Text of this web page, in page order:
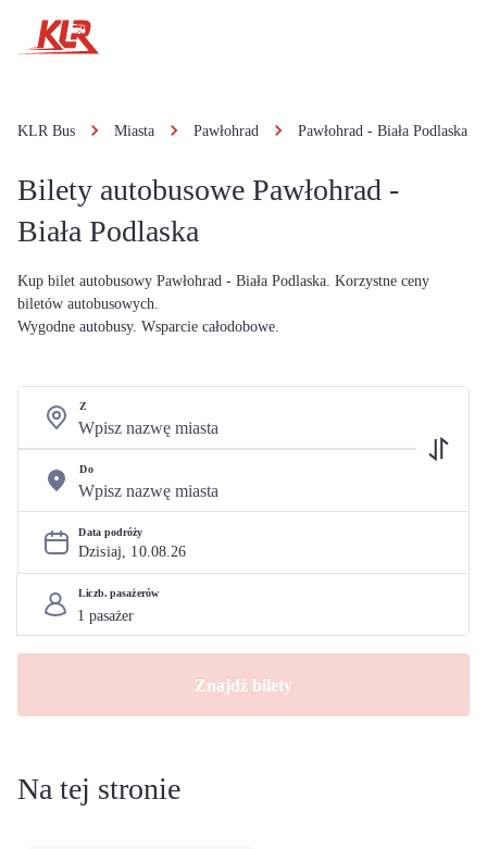
KLR Bus Miasta Pawłohrad Pawłohrad - Biała Podlaska
Bilety autobusowe Pawłohrad -
Biała Podlaska
Kup bilet autobusowy Pawłohrad - Biała Podlaska. Korzystne ceny
biletów autobusowych.
Wygodne autobusy. Wsparcie całodobowe.
Z
Do
Data podróży
Dzisiaj, 10.08.26
Liczb. pasażerów
Znajdź bilety
Na tej stronie